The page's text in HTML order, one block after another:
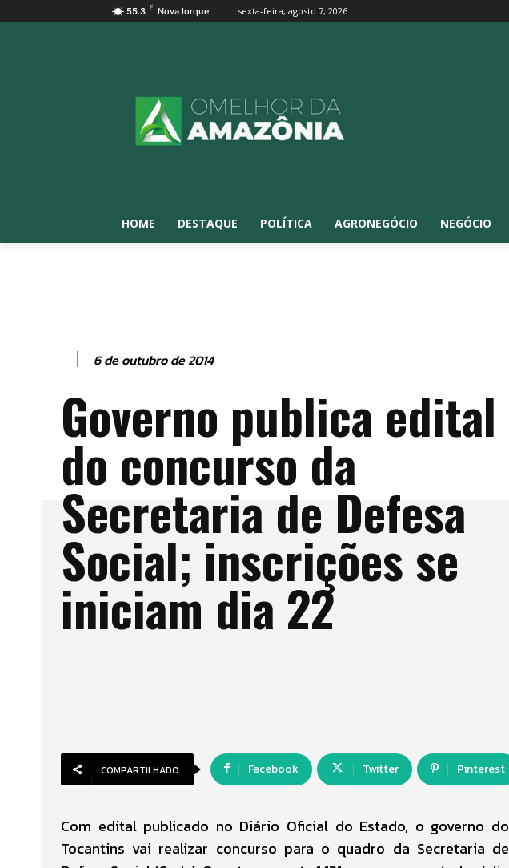
55.3 F Nova Iorque sexta-feira, agosto 7, 2026
HOME DESTAQUE POLÍTICA AGRONEGÓCIO NEGÓCIO
6 de outubro de 2014
Governo publica edital
do concurso da
Secretaria de Defesa
Social; inscrições se
iniciam dia 22
COMPARTILHADO Facebook Twitter Pinterest
Com edital publicado no Diário Oficial do Estado, o governo do
Tocantins vai realizar concurso para o quadro da Secretaria de